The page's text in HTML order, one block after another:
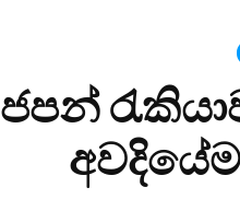
ජපන්